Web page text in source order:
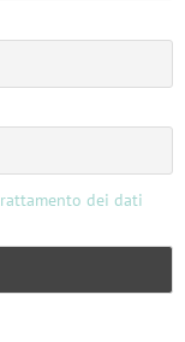
dei dati